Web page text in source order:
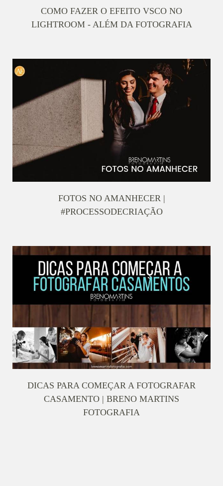
COMO FAZER O EFEITO VSCO NO
LIGHTROOM - ALÉM DA FOTOGRAFIA
FOTOS NO AMANHECER |
#PROCESSODECRIAÇÃO
DICAS PARA COMEÇAR A FOTOGRAFAR
CASAMENTO | BRENO MARTINS
FOTOGRAFIA